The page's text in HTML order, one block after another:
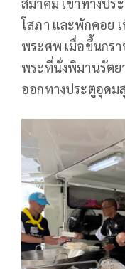
โสภา และพักคอย
พระศพ เมื่อขึ้นกร
พระที่นั่งพิมานรัตย
ออกทางประตูอุดม